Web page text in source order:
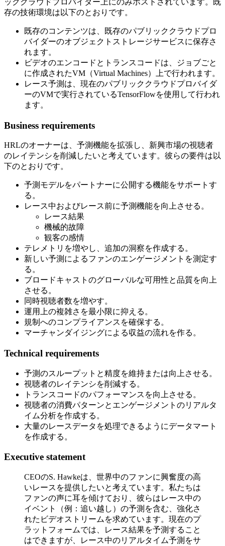
存の技術環境は以下のとおりです。
既存のコンテンツは、既存のパブリッククラウドプロ
バイダーのオブジェクトストレージサービスに保存さ
れます。
ビデオのエンコードとトランスコードは、ジョブごと
に作成されたVM（Virtual Machines）上で行われます。
レース予測は、現在のパブリッククラウドプロバイダ
ーのVMで実行されているTensorFlowを使用して行われ
ます。
Business requirements
HRLのオーナーは、予測機能を拡張し、新興市場の視聴者
のレイテンシを削減したいと考えています。彼らの要件は以
下のとおりです。
予測モデルをパートナーに公開する機能をサポートす
る。
レース中およびレース前に予測機能を向上させる。
レース結果
機械的故障
観客の感情
テレメトリを増やし、追加の洞察を作成する。
新しい予測によるファンのエンゲージメントを測定す
る。
ブロードキャストのグローバルな可用性と品質を向上
させる。
同時視聴者数を増やす。
運用上の複雑さを最小限に抑える。
規制へのコンプライアンスを確保する。
マーチャンダイジングによる収益の流れを作る。
Technical requirements
予測のスループットと精度を維持または向上させる。
視聴者のレイテンシを削減する。
トランスコードのパフォーマンスを向上させる。
視聴者の消費パターンとエンゲージメントのリアルタ
イム分析を作成する。
大量のレースデータを処理できるようにデータマート
を作成する。
Executive statement
CEOのS. Hawkeは、世界中のファンに興奮度の高
いレースを提供したいと考えています。私たちは
ファンの声に耳を傾けており、彼らはレース中の
イベント（例：追い越し）の予測を含む、強化さ
れたビデオストリームを求めています。現在のプ
ラットフォームでは、レース結果を予測すること
はできますが、レース中のリアルタイム予測をサ